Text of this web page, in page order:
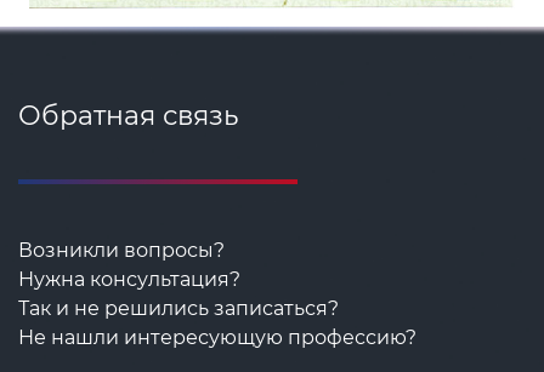
Обратная связь
Возникли вопросы?
Нужна консультация?
Так и не решились записаться?
Не нашли интересующую профессию?